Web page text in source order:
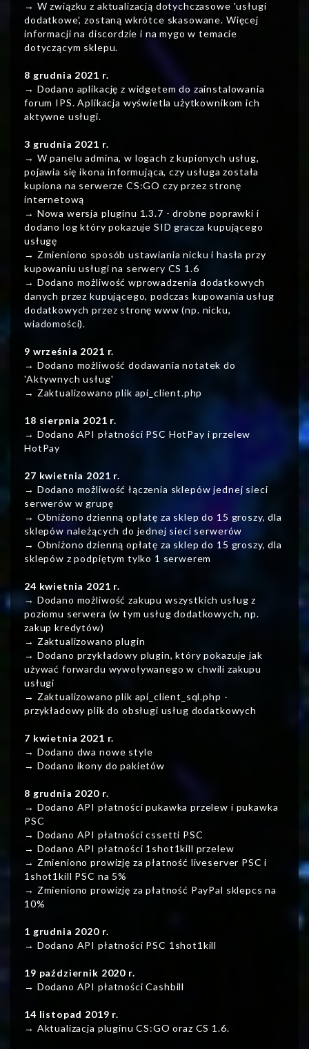
→ W związku z aktualizacją dotychczasowe 'usługi
dodatkowe', zostaną wkrótce skasowane. Więcej
informacji na discordzie i na mygo w temacie
dotyczącym sklepu.
8 grudnia 2021 r.
→ Dodano aplikację z widgetem do zainstalowania
forum IPS. Aplikacja wyświetla użytkownikom ich
aktywne usługi.
3 grudnia 2021 r.
→ W panelu admina, w logach z kupionych usług,
pojawia się ikona informująca, czy usługa została
kupiona na serwerze CS:GO czy przez stronę
internetową
→ Nowa wersja pluginu 1.3.7 - drobne poprawki i
dodano log który pokazuje SID gracza kupującego
usługę
→ Zmieniono sposób ustawiania nicku i hasła przy
kupowaniu usługi na serwery CS 1.6
→ Dodano możliwość wprowadzenia dodatkowych
danych przez kupującego, podczas kupowania usług
dodatkowych przez stronę www (np. nicku,
wiadomości).
9 września 2021 r.
→ Dodano możliwość dodawania notatek do
'Aktywnych usług'
→ Zaktualizowano plik api_client.php
18 sierpnia 2021 r.
→ Dodano API płatności PSC HotPay i przelew
HotPay
27 kwietnia 2021 r.
→ Dodano możliwość łączenia sklepów jednej sieci
serwerów w grupę
→ Obniżono dzienną opłatę za sklep do 15 groszy, dla
sklepów należących do jednej sieci serwerów
→ Obniżono dzienną opłatę za sklep do 15 groszy, dla
sklepów z podpiętym tylko 1 serwerem
24 kwietnia 2021 r.
→ Dodano możliwość zakupu wszystkich usług z
poziomu serwera (w tym usług dodatkowych, np.
zakup kredytów)
→ Zaktualizowano plugin
→ Dodano przykładowy plugin, który pokazuje jak
używać forwardu wywoływanego w chwili zakupu
usługi
→ Zaktualizowano plik api_client_sql.php -
przykładowy plik do obsługi usług dodatkowych
7 kwietnia 2021 r.
→ Dodano dwa nowe style
→ Dodano ikony do pakietów
8 grudnia 2020 r.
→ Dodano API płatności pukawka przelew i pukawka
PSC
→ Dodano API płatności cssetti PSC
→ Dodano API płatności 1shot1kill przelew
→ Zmieniono prowizję za płatność liveserver PSC i
1shot1kill PSC na 5%
→ Zmieniono prowizję za płatność PayPal sklepcs na
10%
1 grudnia 2020 r.
→ Dodano API płatności PSC 1shot1kill
19 październik 2020 r.
→ Dodano API płatności Cashbill
14 listopad 2019 r.
→ Aktualizacja pluginu CS:GO oraz CS 1.6.